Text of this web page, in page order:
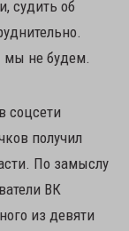
судить об
мы не будем.
соцсети
получил
По замыслу
ВК
из девяти